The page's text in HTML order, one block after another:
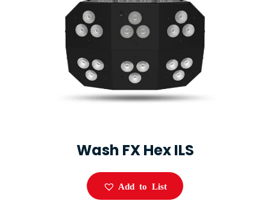
Wash FX Hex ILS
Add to List